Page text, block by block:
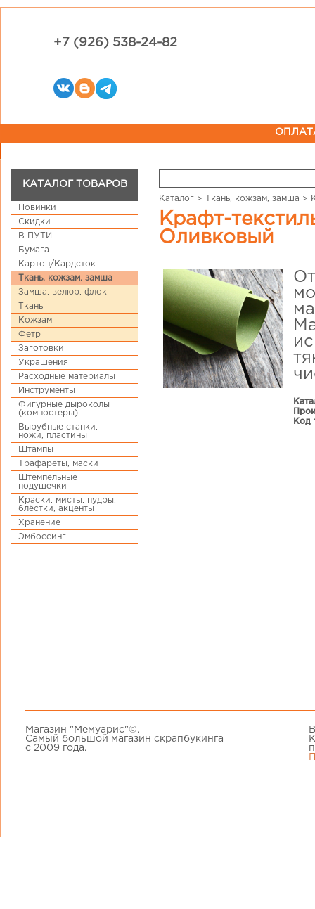
+7 (926) 538-24-82
КАТАЛОГ ТОВАРОВ
Новинки
Скидки
В ПУТИ
Бумага
Картон/Кардсток
Ткань, кожзам, замша
Замша, велюр, флок
Ткань
Кожзам
Фетр
Заготовки
Украшения
Расходные материалы
Инструменты
Фигурные дыроколы
(компостеры)
Вырубные станки,
ножи, пластины
Штампы
Трафареты, маски
Штемпельные
подушечки
Краски, мисты, пудры,
блёстки, акценты
Хранение
Эмбоссинг
Каталог > Ткань, кожзам, замша >
Крафт-текстиль Kraft-tex БОЛЬШОЙ ОТРЕЗ 45х150 см
Оливковый
Код
Магазин "Мемуарис"©.
Самый большой магазин скрапбукинга
с 2009 года.